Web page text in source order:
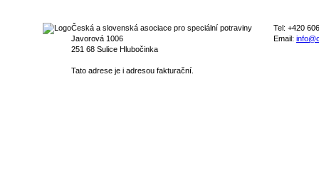
Česká a slovenská asociace pro speciální potraviny
Javorová 1006
251 68 Sulice Hlubočinka
Tato adrese je i adresou fakturační.
Tel: +420
Email: